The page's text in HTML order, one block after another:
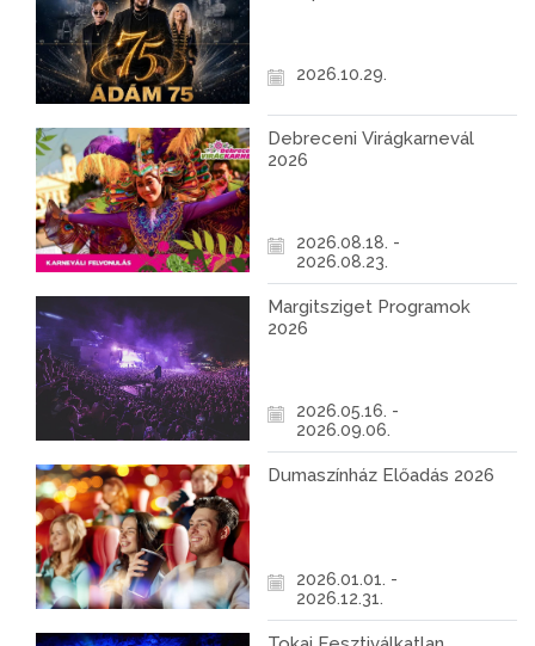
2026.10.29.
Debreceni Virágkarnevál
2026
2026.08.18. -
2026.08.23.
Margitsziget Programok
2026
2026.05.16. -
2026.09.06.
Dumaszínház Előadás 2026
2026.01.01. -
2026.12.31.